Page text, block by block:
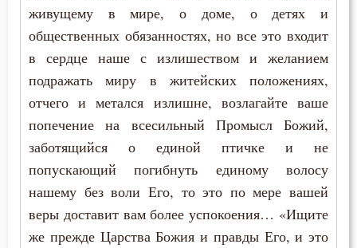
Деньги
Добродетель
Духовная жизнь
Еда
живущему в мире, о доме, о детях и
общественных обязанностях, но все это входит
в сердце наше с излишеством и желанием
подражать миру в житейских положениях,
отчего и метался излишне, возлагайте ваше
попечение на всесильный Промысл Божий,
заботящийся о единой птичке и не
попускающий погибнуть единому волосу
нашему без воли Его, то это по мере вашей
веры доставит вам более успокоения… «Ищите
же прежде Царства Божия и правды Его, и это